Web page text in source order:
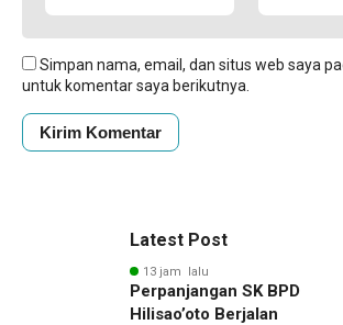
Simpan nama, email, dan situs web saya
untuk komentar saya berikutnya.
Latest Post
13 jam lalu
Perpanjangan SK BPD
Hilisao’oto Berjalan